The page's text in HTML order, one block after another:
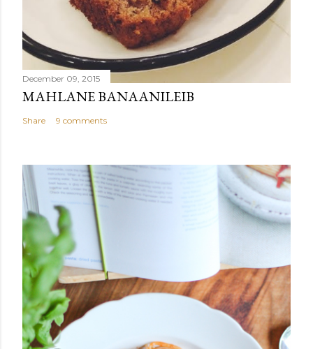
December 09, 2015
MAHLANE BANAANILEIB
Share 9 comments